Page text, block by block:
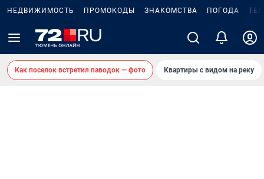
НЕДВИЖИМОСТЬ ПРОМОКОДЫ ЗНАКОМСТВА ПОГОДА
Как поселок встретил паводок — фото Квартиры с видом на реку